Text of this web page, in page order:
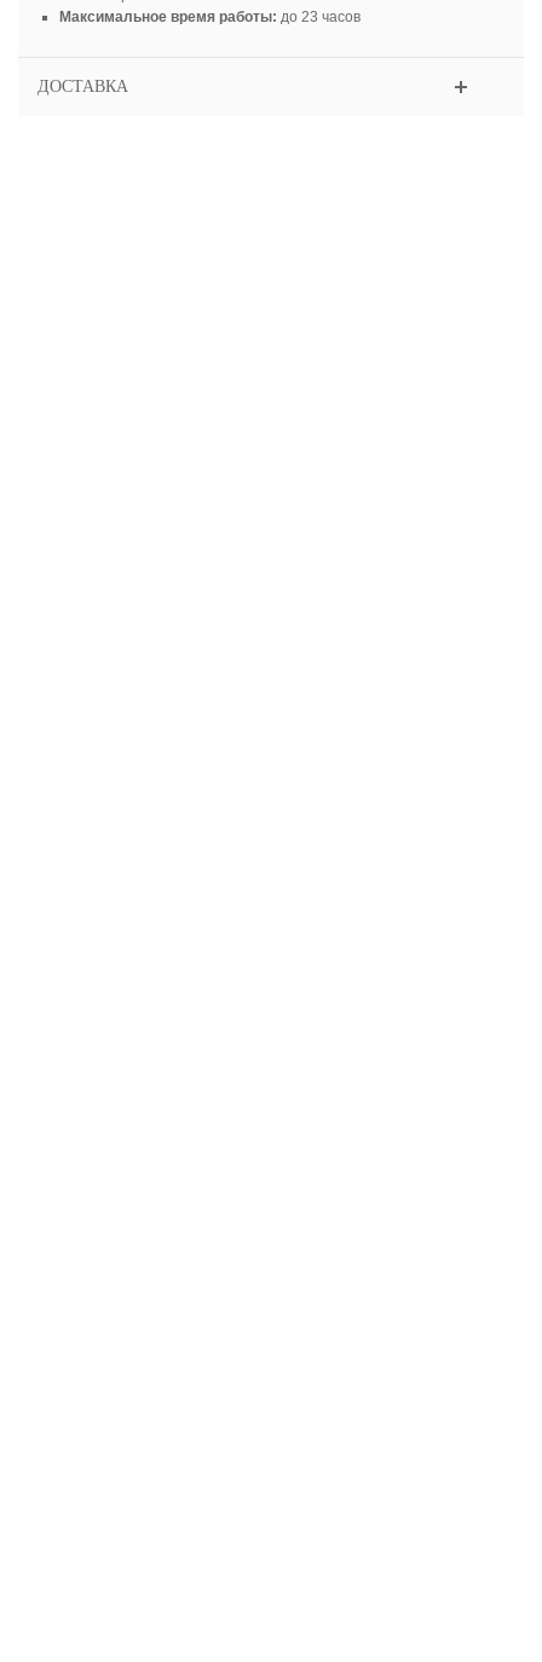
Максимальное время работы: до 23 часов
ДОСТАВКА